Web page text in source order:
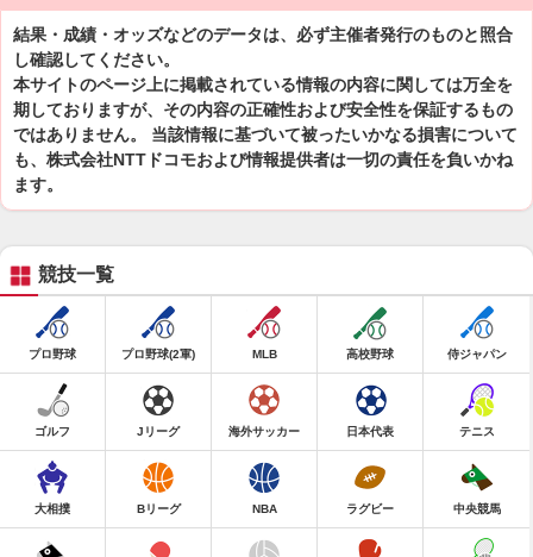
結果・成績・オッズなどのデータは、必ず主催者発行のものと照合
し確認してください。
本サイトのページ上に掲載されている情報の内容に関しては万全を
期しておりますが、その内容の正確性および安全性を保証するもの
ではありません。 当該情報に基づいて被ったいかなる損害について
も、株式会社NTTドコモおよび情報提供者は一切の責任を負いかね
ます。
競技一覧
プロ野球 プロ野球(2軍) MLB 高校野球 侍ジャパン
ゴルフ Jリーグ 海外サッカー 日本代表 テニス
大相撲 Bリーグ NBA ラグビー 中央競馬